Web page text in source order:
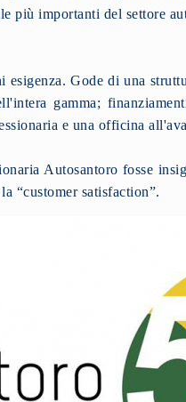
più importanti del settore
Gode di una
gamma;
e una officina
Autosantoro fosse
“customer satisfaction”.